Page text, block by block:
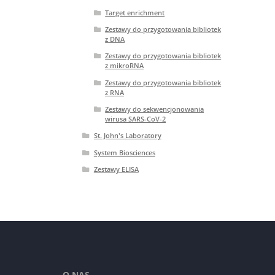
Target enrichment
Zestawy do przygotowania bibliotek
z DNA
Zestawy do przygotowania bibliotek
z mikroRNA
Zestawy do przygotowania bibliotek
z RNA
Zestawy do sekwencjonowania
wirusa SARS-CoV-2
St. John's Laboratory
System Biosciences
Zestawy ELISA